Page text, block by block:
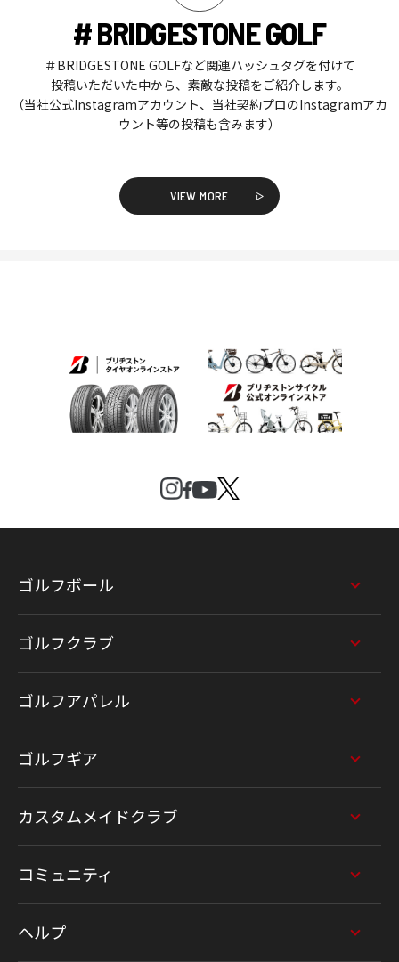
# BRIDGESTONE GOLF
＃BRIDGESTONE GOLFなど関連ハッシュタグを付けて
投稿いただいた中から、素敵な投稿をご紹介します。
（当社公式Instagramアカウント、当社契約プロのInstagramアカ
ウント等の投稿も含みます）
VIEW MORE
ゴルフボール
ゴルフクラブ
ゴルフアパレル
ゴルフギア
カスタムメイドクラブ
コミュニティ
ヘルプ